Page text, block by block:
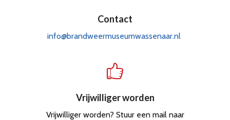
Contact
info@brandweermuseumwassenaar.nl
Vrijwilliger worden
Vrijwilliger worden? Stuur een mail naar